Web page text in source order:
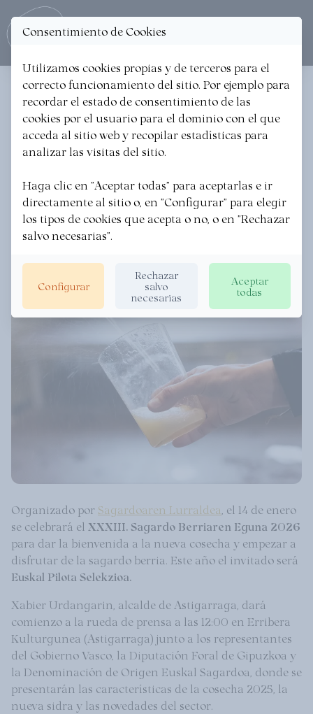
< Volver a las noticias
XXXIII. Sagardo Berriaren
Eguna 2026
SAGARDOETXEA · 07/01/2026
Organizado por Sagardoaren Lurraldea , el 14 de enero
se celebrará el XXXIII. Sagardo Berriaren Eguna 2026
para dar la bienvenida a la nueva cosecha y empezar a
disfrutar de la sagardo berria. Este año el invitado será
Euskal Pilota Selekzioa.
Xabier Urdangarin, alcalde de Astigarraga, dará
comienzo a la rueda de prensa a las 12:00 en Erribera
Kulturgunea (Astigarraga) junto a los representantes
del Gobierno Vasco, la Diputación Foral de Gipuzkoa y
la Denominación de Origen Euskal Sagardoa, donde se
presentarán las características de la cosecha 2025, la
nueva sidra y las novedades del sector.
Consentimiento de Cookies
Utilizamos cookies propias y de terceros para el
correcto funcionamiento del sitio. Por ejemplo para
recordar el estado de consentimiento de las
cookies por el usuario para el dominio con el que
acceda al sitio web y recopilar estadísticas para
analizar las visitas del sitio.
Haga clic en "Aceptar todas" para aceptarlas e ir
directamente al sitio o, en "Configurar" para elegir
los tipos de cookies que acepta o no, o en "Rechazar
salvo necesarias".
Configurar
Rechazar
salvo
necesarias
Aceptar
todas